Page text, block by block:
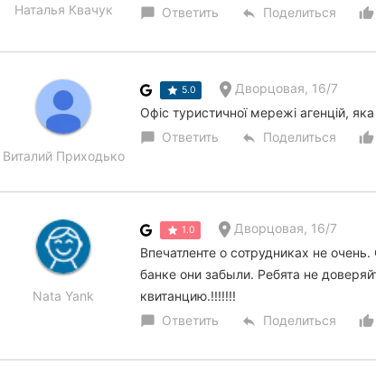
Наталья Квачук
chat_bubble Ответить reply Поделиться
Виталий Приходько
5.0 Дворцовая, 16/7
Офіс туристичної мережі агенцій,
chat_bubble Ответить reply Поделиться
Nata Yank
1.0 Дворцовая, 16/7
Впечатленте о сотрудниках не
банке они забыли. Ребята не
квитанцию.!!!!!!!
chat_bubble Ответить reply Поделиться